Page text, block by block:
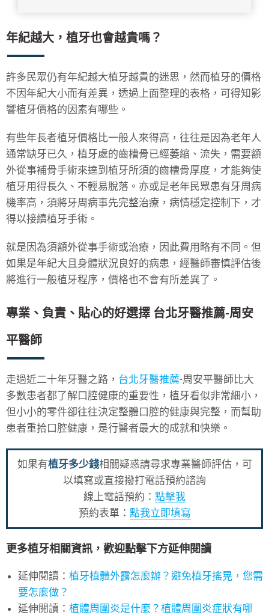
年紀越大，植牙也會越貴嗎？
許多民眾仍有年紀越大植牙越貴的迷思，然而植牙的價格
不因年紀大小而有差異，透過上面整理的表格，可得知影
響植牙價格的因素有哪些。
有些年長者植牙價格比一般人來得高，往往是因為老年人
通常缺牙已久，植牙處的齒槽骨已經萎縮、流失，需要額
外從事補骨手術來達到植牙所須的齒槽骨厚度，才能夠使
植牙用得長久、不輕易脫落。亦或是老年民眾患有牙周病
機率高，須將牙周病事先完整治療，病情穩定控制下，才
得以接續植牙手術。
就是因為須額外從事手術或治療，因此費用略有不同。但
如果是年紀大且身體狀況良好的病患，經醫師審慎評估後
將進行一般植牙程序，價格也不會有所差異了。
專業、負責、貼心的好選擇 台北牙醫推薦-周安
平醫師
走過近二十年牙醫之路， 台北牙醫推薦-周安平醫師比大
多數患者都了解口腔健康的重要性，植牙看似非常細小，
但小小的零件卻往往決定整體口腔的健康與完整，而幫助
患者重拾口腔健康，是行醫者最大的成就和快樂。
如果有植牙多少錢相關疑惑請尋求專業醫師評估，可
以填寫或直接撥打電話預約諮詢
線上電話預約： 點擊我
預約表單： 點我立即填寫
更多植牙相關資訊，歡迎點擊下方延伸閱讀
延伸閱讀： 植牙植體外露怎麼辦？避免植牙搖晃，您需
要怎麼做？
延伸閱讀： 植體周圍炎是什麼？植體周圍炎症狀有哪